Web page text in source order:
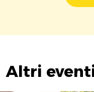
Altri